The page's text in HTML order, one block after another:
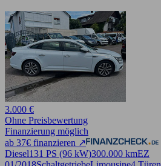
3.000 €
Ohne Preisbewertung
Finanzierung möglich
ab 37€ finanzieren ↗
Diesel131 PS (96 kW)300.000 kmEZ